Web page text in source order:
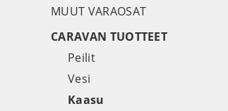
MUUT VARAOSAT
CARAVAN TUOTTEET
Peilit
Vesi
Kaasu